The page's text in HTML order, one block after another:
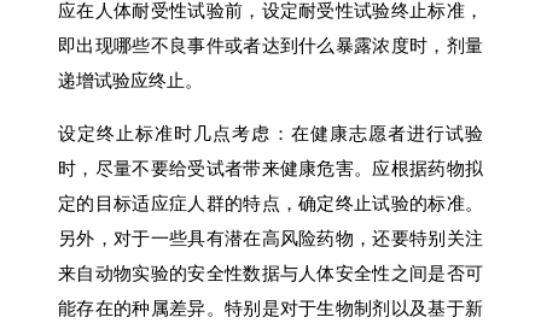
应在人体耐受性试验前，设定耐受性试验终止标准，
即出现哪些不良事件或者达到什么暴露浓度时，剂量
递增试验应终止。
设定终止标准时几点考虑：在健康志愿者进行试验
时，尽量不要给受试者带来健康危害。应根据药物拟
定的目标适应症人群的特点，确定终止试验的标准。
另外，对于一些具有潜在高风险药物，还要特别关注
来自动物实验的安全性数据与人体安全性之间是否可
能存在的种属差异。特别是对于生物制剂以及基于新